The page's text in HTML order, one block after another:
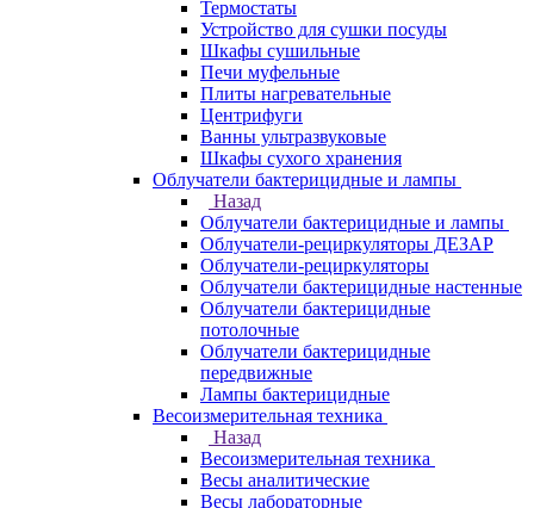
Термостаты
Устройство для сушки посуды
Шкафы сушильные
Печи муфельные
Плиты нагревательные
Центрифуги
Ванны ультразвуковые
Шкафы сухого хранения
Облучатели бактерицидные и лампы
Назад
Облучатели бактерицидные и лампы
Облучатели-рециркуляторы ДЕЗАР
Облучатели-рециркуляторы
Облучатели бактерицидные настенные
Облучатели бактерицидные
потолочные
Облучатели бактерицидные
передвижные
Лампы бактерицидные
Весоизмерительная техника
Назад
Весоизмерительная техника
Весы аналитические
Весы лабораторные